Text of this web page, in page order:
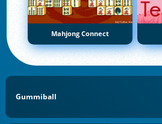
Mahjong Connect
Gummiball